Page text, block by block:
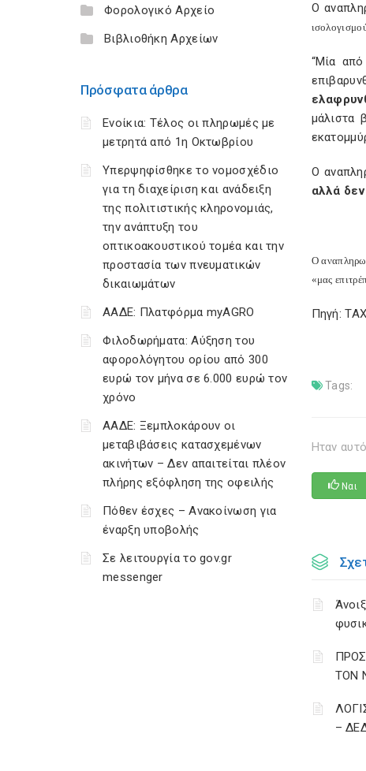
Φορολογικό Αρχείο
Βιβλιοθήκη Αρχείων
Πρόσφατα άρθρα
Ενοίκια: Τέλος οι πληρωμές με
μετρητά από 1η Οκτωβρίου
Υπερψηφίσθηκε το νομοσχέδιο
για τη διαχείριση και ανάδειξη
της πολιτιστικής κληρονομιάς,
την ανάπτυξη του
οπτικοακουστικού τομέα και την
προστασία των πνευματικών
δικαιωμάτων
ΑΑΔΕ: Πλατφόρμα myAGRO
Φιλοδωρήματα: Αύξηση του
αφορολόγητου ορίου από 300
ευρώ τον μήνα σε 6.000 ευρώ τον
χρόνο
ΑΑΔΕ: Ξεμπλοκάρουν οι
μεταβιβάσεις κατασχεμένων
ακινήτων – Δεν απαιτείται πλέον
πλήρης εξόφληση της οφειλής
Πόθεν έσχες – Ανακοίνωση για
έναρξη υποβολής
Σε λειτουργία το gov.gr
messenger
Ο
“Μία
μάλιστα
Ο
αλλά
Ο
«μας
Πηγή:
Tags:
Ηταν
Ναι
ΤΟΝ
–